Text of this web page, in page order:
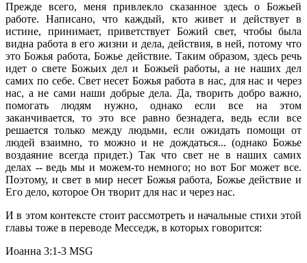
Прежде всего, меня привлекло сказанное здесь о Божьей
работе. Написано, что каждый, кто живет и действует в
истине, принимает, приветствует Божий свет, чтобы была
видна работа в его жизни и дела, действия, в ней, потому что
это Божья работа, Божье действие. Таким образом, здесь речь
идет о свете Божьих дел и Божьей работы, а не наших дел
самих по себе. Свет несет Божья работа в нас, для нас и через
нас, а не сами наши добрые дела. Да, творить добро важно,
помогать людям нужно, однако если все на этом
заканчивается, то это все равно безнадега, ведь если все
решается только между людьми, если ожидать помощи от
людей взаимно, то можно и не дождаться... (однако Божье
воздаяние всегда придет.) Так что свет не в наших самих
делах -- ведь мы и можем-то немного; но вот Бог может все.
Поэтому, и свет в мир несет Божья работа, Божье действие и
Его дело, которое Он творит для нас и через нас.
И в этом контексте стоит рассмотреть и начальные стихи этой
главы тоже в переводе Месседж, в которых говорится:
Иоанна 3:1-3 MSG